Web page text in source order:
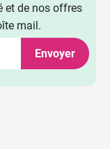
et de nos offres
mail.
Envoyer